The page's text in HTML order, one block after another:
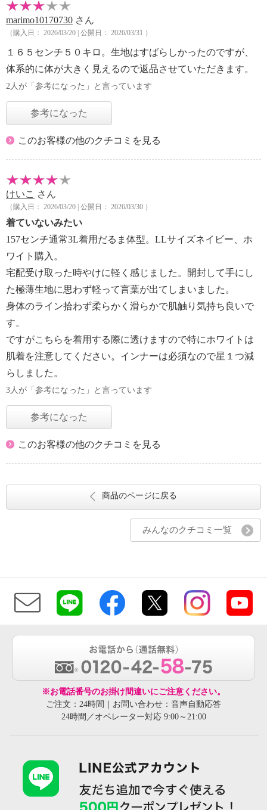
marimo10170730 さん
（購入日： 2026/03/20 | 公開日： 2026/03/31 ）
１６５センチ５０キロ。生地はすばらしかったのですが、
体系的に体が大きく見えるので返品させていただきます。
2人が「参考になった」と言っています
参考になった
このお客様の他のクチコミを見る
けいこ さん
（購入日： 2026/03/20 | 公開日： 2026/03/30 ）
着ていないみたい
157センチ通常3L着用だるま体型。LLサイズネイビー、ホ
ワイト購入。
宅配受け取った時やけに軽く感じました。開封して手にし
た極薄生地に思わず軽って言葉が出てしまいました。
身体のライン拾わず柔らかく滑らかで肌触り気持ち良いで
す。
ですがこちらを着用する際に透けますので特にホワイトは
肌着を注意してください。インナーは必須なので星１つ減
らしました。
3人が「参考になった」と言っています
参考になった
このお客様の他のクチコミを見る
商品のページに戻る
みんなのクチコミ一覧
※お電話番号のお掛け間違いにご注意ください。
ご注文：24時間｜お問い合わせ：音声自動応答
24時間／オペレーター対応 9:00～21:00